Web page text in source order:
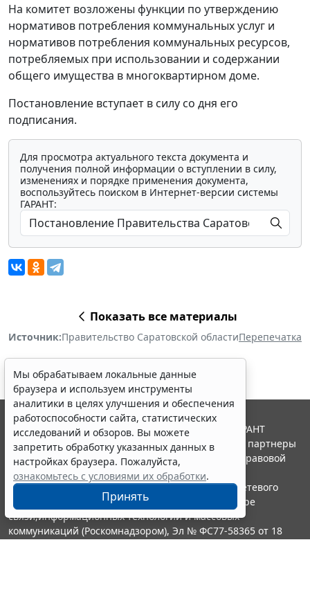
На комитет возложены функции по утверждению
нормативов потребления коммунальных услуг и
нормативов потребления коммунальных ресурсов,
потребляемых при использовании и содержании
общего имущества в многоквартирном доме.
Постановление вступает в силу со дня его
подписания.
Для просмотра актуального текста документа и
получения полной информации о вступлении в силу,
изменениях и порядке применения документа,
воспользуйтесь поиском в Интернет-версии системы
ГАРАНТ:
Показать все материалы
Источник:Правительство Саратовской областиПерепечатка
Мы обрабатываем локальные данные
браузера и используем инструменты
аналитики в целях улучшения и обеспечения
работоспособности сайта, статистических
исследований и обзоров. Вы можете
запретить обработку указанных данных в
настройках браузера. Пожалуйста,
ознакомьтесь с условиями их обработки.
Принять
© ООО "НПП "ГАРАНТ-СЕРВИС", 2026. Система ГАРАНТ
выпускается с 1990 года. Компания "Гарант" и ее партнеры
являются участниками Российской ассоциации правовой
информации ГАРАНТ.
Портал ГАРАНТ.РУ зарегистрирован в качестве сетевого
издания Федеральной службой по надзору в сфере
связи,информационных технологий и массовых
коммуникаций (Роскомнадзором), Эл № ФС77-58365 от 18